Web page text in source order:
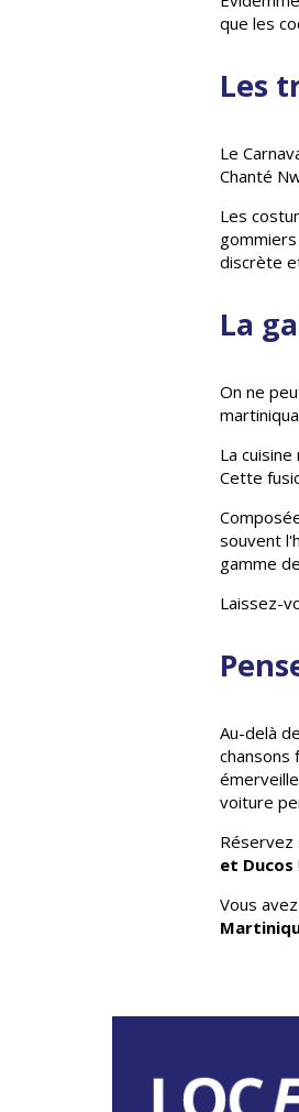
que les
Les
Le
Chanté
Les
discrète
La
On ne
La
Cette
souvent
gamme
Laissez-
Au-delà
chansons
voiture
Réservez
et Ducos !
Vous